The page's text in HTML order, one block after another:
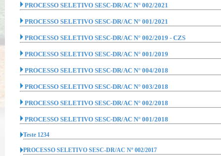
PROCESSO SELETIVO SESC-DR/AC N° 002/2021
PROCESSO SELETIVO SESC-DR/AC N° 001/2021
PROCESSO SELETIVO SESC-DR/AC N° 002/2019 - CZS
PROCESSO SELETIVO SESC-DR/AC N° 001/2019
PROCESSO SELETIVO SESC-DR/AC N° 004/2018
PROCESSO SELETIVO SESC-DR/AC N° 003/2018
PROCESSO SELETIVO SESC-DR/AC N° 002/2018
PROCESSO SELETIVO SESC-DR/AC N° 001/2018
Teste 1234
PROCESSO SELETIVO SESC-DR/AC Nº 002/2017